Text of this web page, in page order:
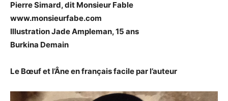
Pierre Simard, dit Monsieur Fable
www.monsieurfabe.com
Illustration Jade Ampleman, 15 ans
Burkina Demain
Le Bœuf et l’Âne en français facile par l’auteur